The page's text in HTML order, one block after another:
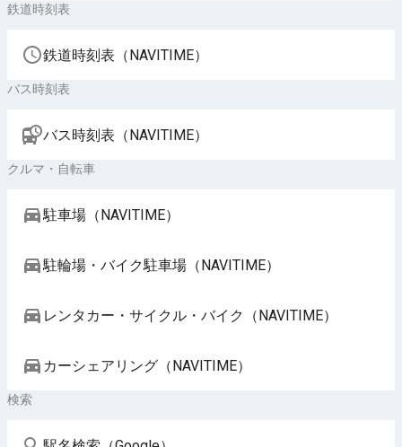
鉄道時刻表
鉄道時刻表（NAVITIME）
バス時刻表
バス時刻表（NAVITIME）
クルマ・自転車
駐車場（NAVITIME）
駐輪場・バイク駐車場（NAVITIME）
レンタカー・サイクル・バイク（NAVITIME）
カーシェアリング（NAVITIME）
検索